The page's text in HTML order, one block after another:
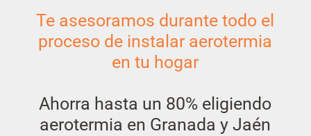
Te asesoramos durante todo el
proceso de instalar aerotermia
en tu hogar
Ahorra hasta un 80% eligiendo
aerotermia en Granada y Jaén